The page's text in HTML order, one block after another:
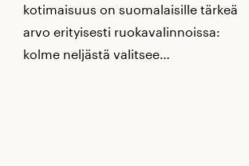
kotimaisuus on suomalaisille tärkeä
arvo erityisesti ruokavalinnoissa:
kolme neljästä valitsee…